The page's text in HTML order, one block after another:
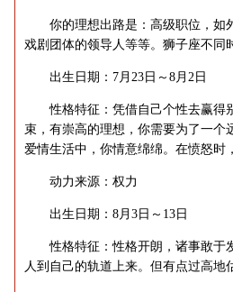
你的理想出路是：高级职位，如外
戏剧团体的领导人等等。狮子座不同
出生日期：7月23日～8月2日
性格特征：凭借自己个性去赢得别
束，有崇高的理想，你需要为了一
爱情生活中，你情意绵绵。在愤怒时
动力来源：权力
出生日期：8月3日～13日
性格特征：性格开朗，诸事敢于发
人到自己的轨道上来。但有点过高